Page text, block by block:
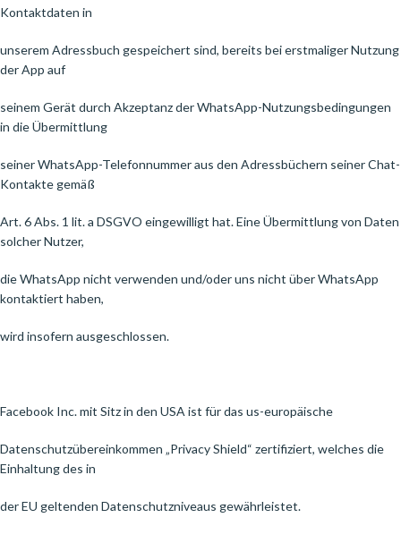
Kontaktdaten in
unserem Adressbuch gespeichert sind, bereits bei erstmaliger Nutzung
der App auf
seinem Gerät durch Akzeptanz der WhatsApp-Nutzungsbedingungen
in die Übermittlung
seiner WhatsApp-Telefonnummer aus den Adressbüchern seiner Chat-
Kontakte gemäß
Art. 6 Abs. 1 lit. a DSGVO eingewilligt hat. Eine Übermittlung von Daten
solcher Nutzer,
die WhatsApp nicht verwenden und/oder uns nicht über WhatsApp
kontaktiert haben,
wird insofern ausgeschlossen.
Facebook Inc. mit Sitz in den USA ist für das us-europäische
Datenschutzübereinkommen „Privacy Shield“ zertifiziert, welches die
Einhaltung des in
der EU geltenden Datenschutzniveaus gewährleistet.